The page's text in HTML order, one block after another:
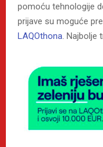
pomoću tehnologije
prijave su moguće
LAQOthona . Najbolje